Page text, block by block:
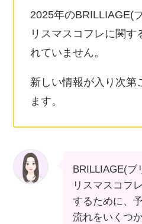
2025年のBRILLIAGE(
リスマスコフレに関す
れていません。
新しい情報が入り次第
ます。
BRILLIAGE(ブ
リスマスコフ
するために、
流れをいくつ